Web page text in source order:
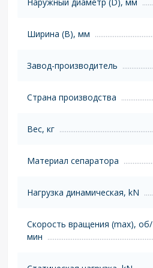
Ширина (B), мм
Завод-производитель
Страна производства
Вес, кг
Материал сепаратора
Нагрузка динамическая, kN
Скорость вращения (max), об/
мин